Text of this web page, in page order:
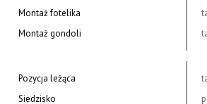
Montaż fotelika
Montaż gondoli
Pozycja leżąca
Siedzisko